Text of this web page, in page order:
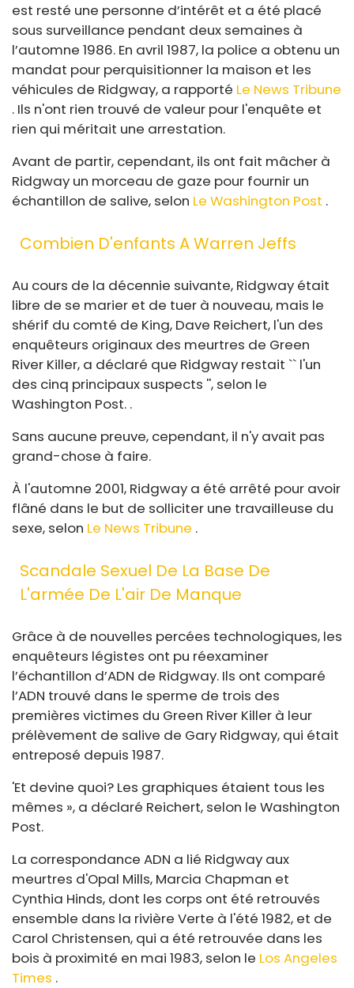
est resté une personne d’intérêt et a été placé
sous surveillance pendant deux semaines à
l’automne 1986. En avril 1987, la police a obtenu un
mandat pour perquisitionner la maison et les
véhicules de Ridgway, a rapporté Le News Tribune
. Ils n'ont rien trouvé de valeur pour l'enquête et
rien qui méritait une arrestation.
Avant de partir, cependant, ils ont fait mâcher à
Ridgway un morceau de gaze pour fournir un
échantillon de salive, selon Le Washington Post .
Combien D'enfants A Warren Jeffs
Au cours de la décennie suivante, Ridgway était
libre de se marier et de tuer à nouveau, mais le
shérif du comté de King, Dave Reichert, l'un des
enquêteurs originaux des meurtres de Green
River Killer, a déclaré que Ridgway restait `` l'un
des cinq principaux suspects '', selon le
Washington Post. .
Sans aucune preuve, cependant, il n'y avait pas
grand-chose à faire.
À l'automne 2001, Ridgway a été arrêté pour avoir
flâné dans le but de solliciter une travailleuse du
sexe, selon Le News Tribune .
Scandale Sexuel De La Base De
L'armée De L'air De Manque
Grâce à de nouvelles percées technologiques, les
enquêteurs légistes ont pu réexaminer
l’échantillon d’ADN de Ridgway. Ils ont comparé
l’ADN trouvé dans le sperme de trois des
premières victimes du Green River Killer à leur
prélèvement de salive de Gary Ridgway, qui était
entreposé depuis 1987.
'Et devine quoi? Les graphiques étaient tous les
mêmes », a déclaré Reichert, selon le Washington
Post.
La correspondance ADN a lié Ridgway aux
meurtres d'Opal Mills, Marcia Chapman et
Cynthia Hinds, dont les corps ont été retrouvés
ensemble dans la rivière Verte à l'été 1982, et de
Carol Christensen, qui a été retrouvée dans les
bois à proximité en mai 1983, selon le Los Angeles
Times .